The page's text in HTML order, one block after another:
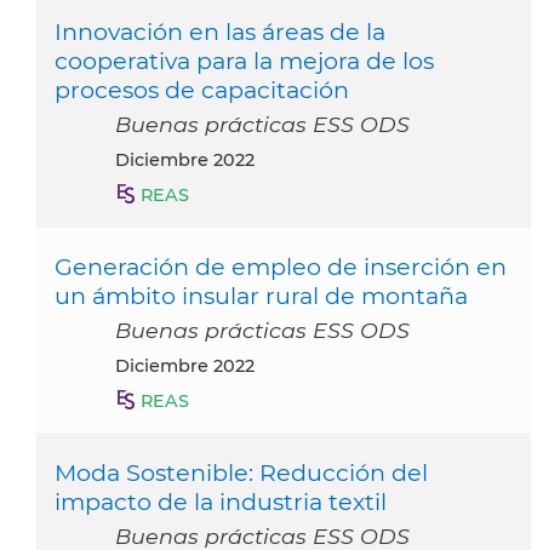
Innovación en las áreas de la
cooperativa para la mejora de los
procesos de capacitación
Buenas prácticas ESS ODS
diciembre 2022
REAS
Generación de empleo de inserción en
un ámbito insular rural de montaña
Buenas prácticas ESS ODS
diciembre 2022
REAS
Moda Sostenible: Reducción del
impacto de la industria textil
Buenas prácticas ESS ODS